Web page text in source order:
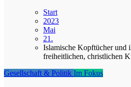
Start
2023
Mai
21.
Islamische Kopftücher und
freiheitlichen, christlichen
Gesellschaft & Politik Im Fokus